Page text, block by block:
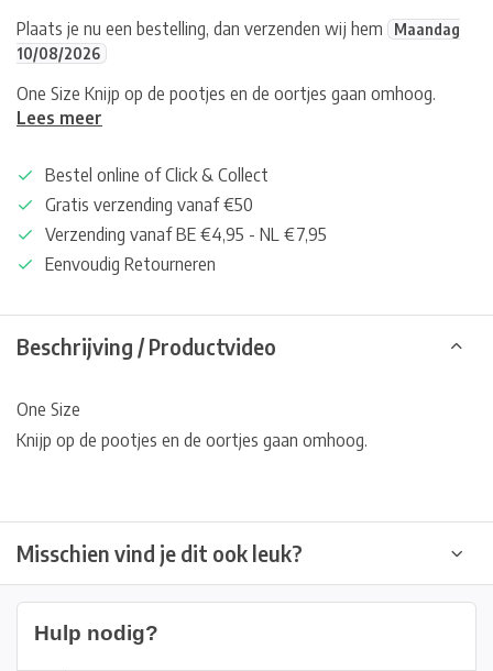
Plaats je nu een bestelling, dan verzenden wij hem
Maandag
10/08/2026
One Size Knijp op de pootjes en de oortjes gaan omhoog.
Lees meer
Bestel online of Click & Collect
Gratis verzending vanaf €50
Verzending vanaf BE €4,95 - NL €7,95
Eenvoudig Retourneren
Beschrijving / Productvideo
One Size
Knijp op de pootjes en de oortjes gaan omhoog.
Misschien vind je dit ook leuk?
Hulp nodig?